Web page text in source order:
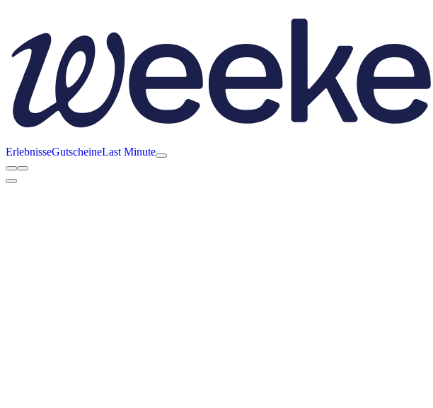
ErlebnisseGutscheineLast Minute